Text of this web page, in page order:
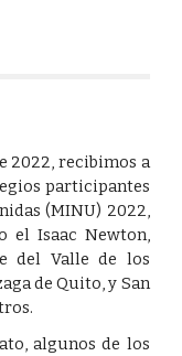
2022, recibimos a
participantes
(MINU) 2022,
el Isaac Newton,
del Valle de los
de Quito, y San
algunos de los